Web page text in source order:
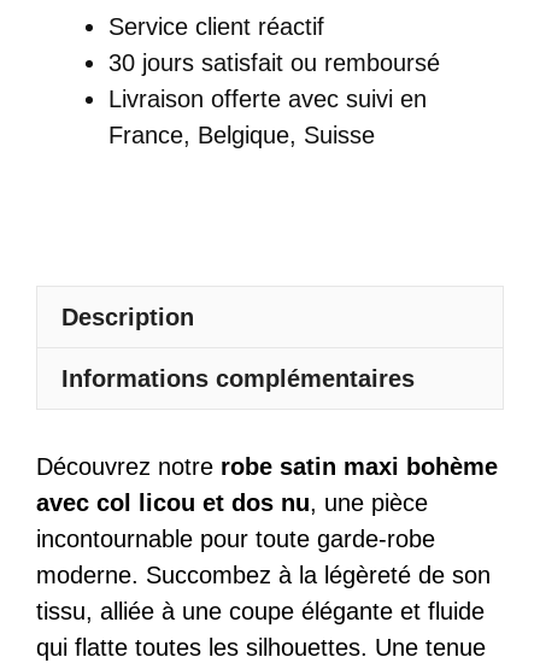
Satin
Maxi
Bohème
Avec
Service client réactif
30 jours satisfait ou remboursé
Livraison offerte avec suivi en
France, Belgique, Suisse
Description
Informations complémentaires
Découvrez notre robe satin maxi bohème
avec col licou et dos nu, une pièce
incontournable pour toute garde-robe
moderne. Succombez à la légèreté de son
tissu, alliée à une coupe élégante et fluide
qui flatte toutes les silhouettes. Une tenue